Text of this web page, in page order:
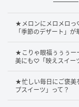
★メロンにメロメロっ
「季節のデザート」が
★こりゃ眼福ぅぅぅー
美にも♡「映えスイー
★忙しい毎日にご褒美
プスイーツ」って？